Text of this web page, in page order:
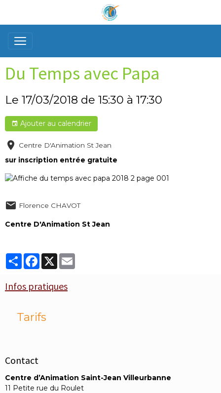
Du Temps avec Papa
Le 17/03/2018 de 15:30 à 17:30
Ajouter au calendrier
Centre D'Animation St Jean
sur inscription entrée gratuite
Florence CHAVOT
Centre D'Animation St Jean
PartagerFacebook
X
Infos pratiques
Tarifs
Contact
Centre d’Animation Saint-Jean Villeurbanne
11 Petite rue du Roulet